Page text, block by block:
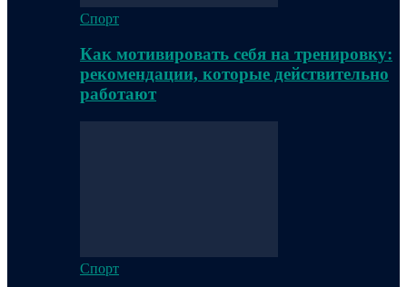
Спорт
Как мотивировать себя на тренировку:
рекомендации, которые действительно
работают
Спорт